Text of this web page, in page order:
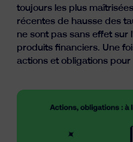
toujours les plus
récentes de hausse des
ne sont pas sans effet sur
produits financiers. Une
actions et obligations pour